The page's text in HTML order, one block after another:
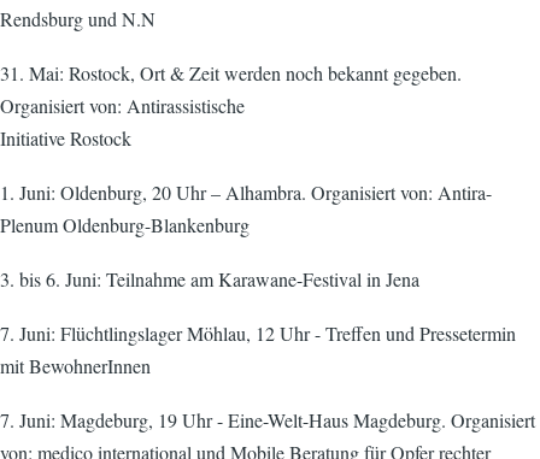
Rendsburg und N.N
31. Mai: Rostock, Ort & Zeit werden noch bekannt gegeben.
Organisiert von: Antirassistische
Initiative Rostock
1. Juni: Oldenburg, 20 Uhr – Alhambra. Organisiert von: Antira-
Plenum Oldenburg-Blankenburg
3. bis 6. Juni: Teilnahme am Karawane-Festival in Jena
7. Juni: Flüchtlingslager Möhlau, 12 Uhr - Treffen und Pressetermin
mit BewohnerInnen
7. Juni: Magdeburg, 19 Uhr - Eine-Welt-Haus Magdeburg. Organisiert
von: medico international und Mobile Beratung für Opfer rechter